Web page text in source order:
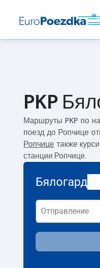
PKP
Маршруты PKP по
поезд до Ропчице
Ропчице также
станции Ропчице.
Бялогард